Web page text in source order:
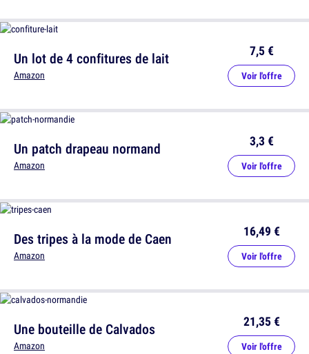
Un patch drapeau normand
Amazon
3,3 €
Voir l'offre
Une bouteille de Calvados
Amazon
21,35 €
Voir l'offre
Un lot de 4 confitures de lait
Amazon
7,5 €
Voir l'offre
Des tripes à la mode de Caen
Amazon
16,49 €
Voir l'offre